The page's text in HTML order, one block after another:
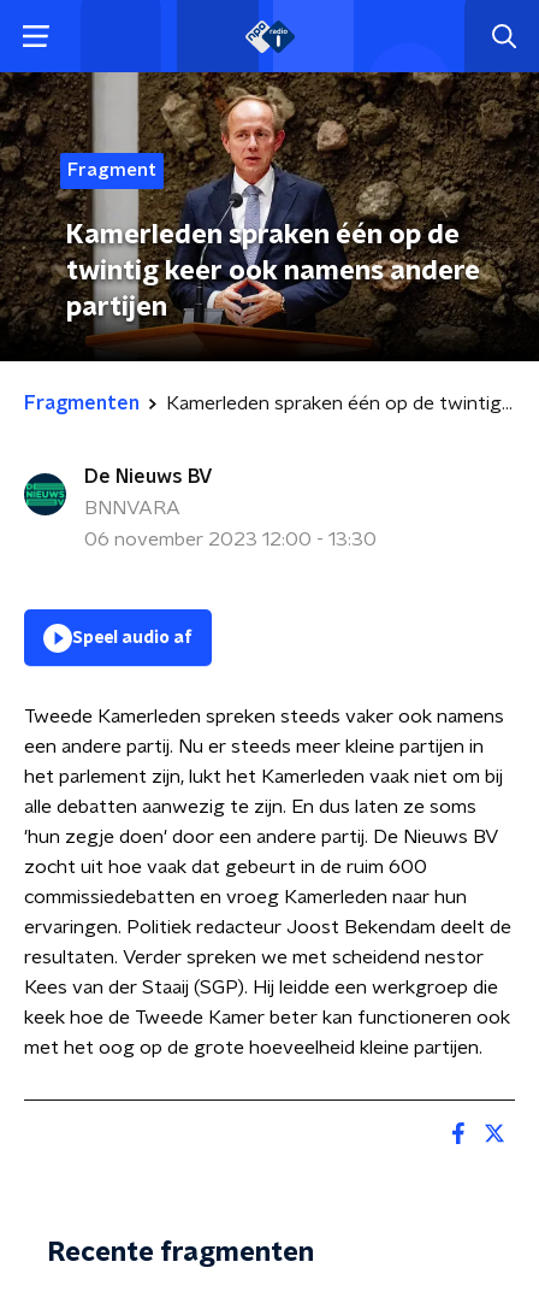
Fragment
Kamerleden spraken één op de
twintig keer ook namens andere
partijen
Fragmenten Kamerleden spraken één op de twintig keer ook namens andere partijen
De Nieuws BV
BNNVARA
06 november 2023 12:00 - 13:30
Speel audio af
Tweede Kamerleden spreken steeds vaker ook namens
een andere partij. Nu er steeds meer kleine partijen in
het parlement zijn, lukt het Kamerleden vaak niet om bij
alle debatten aanwezig te zijn. En dus laten ze soms
'hun zegje doen' door een andere partij. De Nieuws BV
zocht uit hoe vaak dat gebeurt in de ruim 600
commissiedebatten en vroeg Kamerleden naar hun
ervaringen. Politiek redacteur Joost Bekendam deelt de
resultaten. Verder spreken we met scheidend nestor
Kees van der Staaij (SGP). Hij leidde een werkgroep die
keek hoe de Tweede Kamer beter kan functioneren ook
met het oog op de grote hoeveelheid kleine partijen.
Recente fragmenten